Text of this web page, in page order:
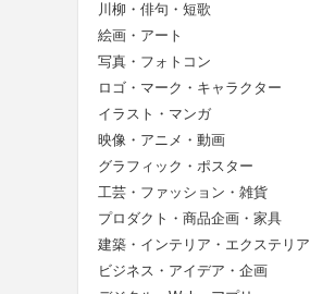
川柳・俳句・短歌
絵画・アート
写真・フォトコン
ロゴ・マーク・キャラクター
イラスト・マンガ
映像・アニメ・動画
グラフィック・ポスター
工芸・ファッション・雑貨
プロダクト・商品企画・家具
建築・インテリア・エクステリア
ビジネス・アイデア・企画